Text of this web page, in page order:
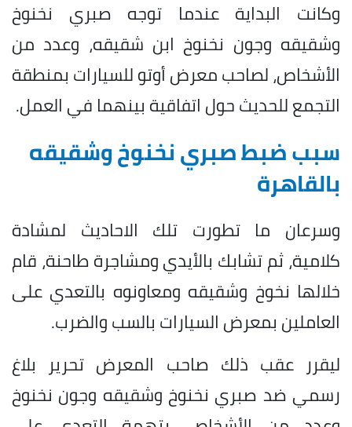
وكانت البداية عندما توجه صبري نخنوخ
وشقيقه وجون نخنوخ ابن شقيقه، وعدد من
الأشخاص، لصاحب معرض أوتو للسيارات بمنطقة
التجمع للحديث حول اتفاقية بينهما في العمل.
سبب ضبط صبري نخنوخ وشقيقه
بالقاهرة
وسرعان ما تطورت تلك الاحاديث لمشادة
كلامية، ثم تشابك بالأيدي ومشاجرة طاحنة، قام
خلالها نخوخ وشقيقه ومعاونوه بالتعدي على
العاملين بمعرض السيارات بالسب والضرب.
ليقرر عقب ذلك صاحب المعرض تحرير بلاغ
رسمي ضد صبري نخنوخ وشقيقه وجون نخنوخ